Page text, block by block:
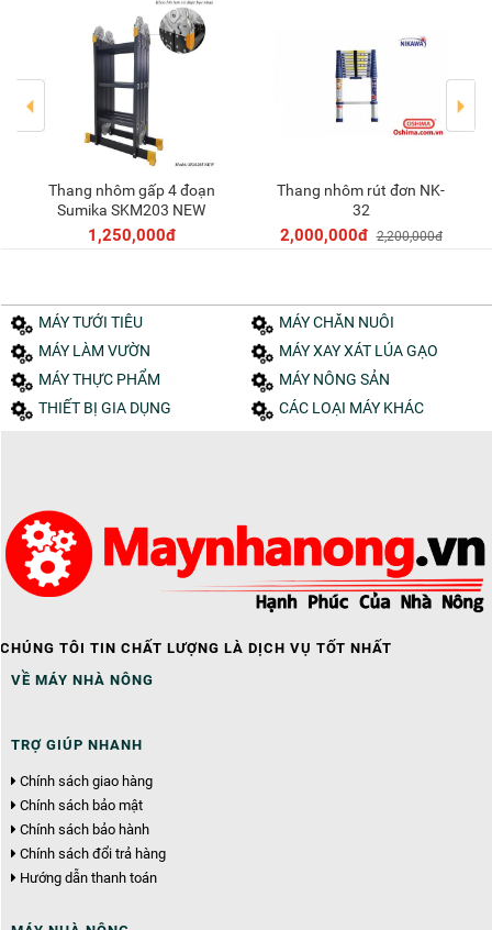
Thêm vào giỏ
Thang nhôm gấp 4 đoạn
Sumika SKM203 NEW
1,250,000đ
Thêm vào giỏ
Thang nhôm rút đơn NK-
32
2,000,000đ 2,200,000đ
MÁY TƯỚI TIÊU
MÁY CHĂN NUÔI
MÁY LÀM VƯỜN
MÁY XAY XÁT LÚA GẠO
MÁY THỰC PHẨM
MÁY NÔNG SẢN
THIẾT BỊ GIA DỤNG
CÁC LOẠI MÁY KHÁC
CHÚNG TÔI TIN CHẤT LƯỢNG LÀ DỊCH VỤ TỐT NHẤT
VỀ MÁY NHÀ NÔNG
TRỢ GIÚP NHANH
Chính sách giao hàng
Chính sách bảo mật
Chính sách bảo hành
Chính sách đổi trả hàng
Hướng dẫn thanh toán